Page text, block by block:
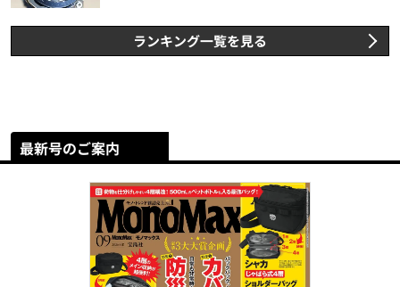
ランキング一覧を見る
最新号のご案内